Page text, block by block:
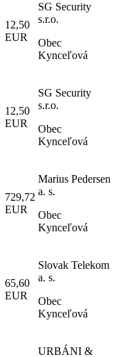
12,50
EUR
SG Security
s.r.o.
Obec
Kynceľová
12,50
EUR
SG Security
s.r.o.
Obec
Kynceľová
729,72
EUR
Marius Pedersen
a. s.
Obec
Kynceľová
65,60
EUR
Slovak Telekom
a. s.
Obec
Kynceľová
URBÁNI &